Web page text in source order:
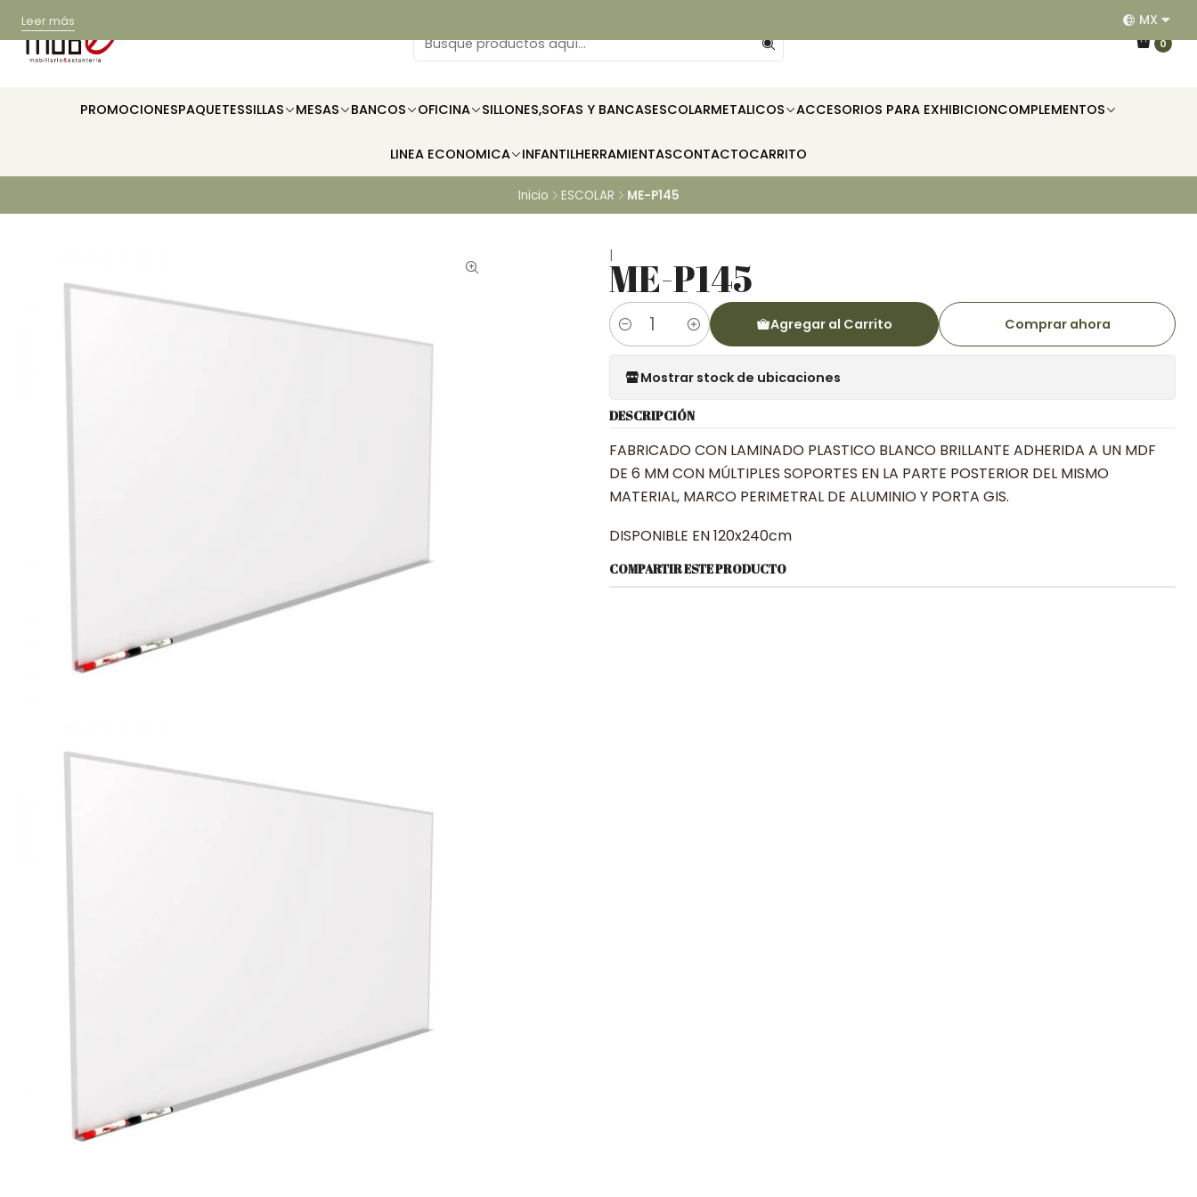
0
PROMOCIONESPAQUETESSILLAS MESAS BANCOS OFICINA SILLONES,SOFAS Y BANCASESCOLARMETALICOS ACCESORIOS PARA EXHIBICIONCOMPLEMENTOS
LINEA ECONOMICA INFANTILHERRAMIENTASCONTACTOCARRITO
Leer más EQUIPAMOS RESTAURANTES, HOTELES, OFICINAS E
MX
Inicio ESCOLAR ME-P145
|ME-P145
Cantidad
Agregar al Carrito Comprar ahora
Mostrar stock de ubicaciones
DESCRIPCIÓN
FABRICADO CON LAMINADO PLASTICO BLANCO BRILLANTE ADHERIDA A UN MDF
DE 6 MM CON MÚLTIPLES SOPORTES EN LA PARTE POSTERIOR DEL MISMO
MATERIAL, MARCO PERIMETRAL DE ALUMINIO Y PORTA GIS.
DISPONIBLE EN 120x240cm
COMPARTIR ESTE PRODUCTO